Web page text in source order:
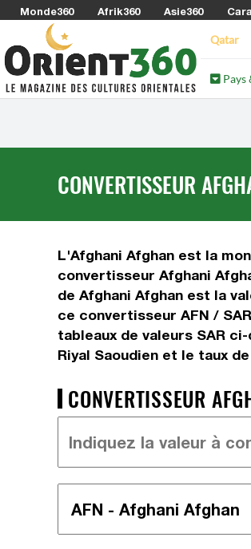
Monde360 Afrik360 Asie360
Qatar
Pays
CONVERTISSEUR
L'Afghani Afghan est la
convertisseur Afghani
de Afghani Afghan est la
ce convertisseur AFN /
tableaux de valeurs SAR
Riyal Saoudien et le taux
CONVERTISSEUR